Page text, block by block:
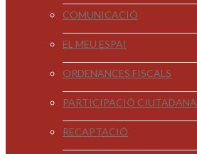
COMUNICACIÓ
EL MEU ESPAI
ORDENANCES FISCALS
PARTICIPACIÓ CIUTADANA
RECAPTACIÓ